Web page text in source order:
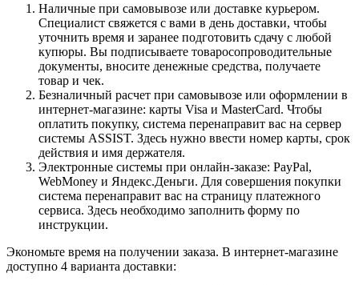
Наличные при самовывозе или доставке курьером.
Специалист свяжется с вами в день доставки, чтобы
уточнить время и заранее подготовить сдачу с любой
купюры. Вы подписываете товаросопроводительные
документы, вносите денежные средства, получаете
товар и чек.
Безналичный расчет при самовывозе или оформлении в
интернет-магазине: карты Visa и MasterCard. Чтобы
оплатить покупку, система перенаправит вас на сервер
системы ASSIST. Здесь нужно ввести номер карты, срок
действия и имя держателя.
Электронные системы при онлайн-заказе: PayPal,
WebMoney и Яндекс.Деньги. Для совершения покупки
система перенаправит вас на страницу платежного
сервиса. Здесь необходимо заполнить форму по
инструкции.
Экономьте время на получении заказа. В интернет-магазине
доступно 4 варианта доставки: